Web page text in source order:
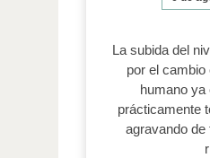
La subida del
por el
humano ya
prácticamente
agravando